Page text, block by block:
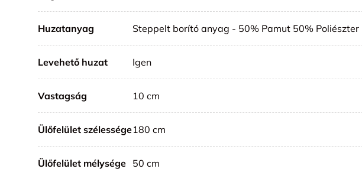
Huzatanyag Steppelt borító anyag - 50% Pamut 50% Poliészter
Levehető huzat Igen
Vastagság 10 cm
Ülőfelület szélessége180 cm
Ülőfelület mélysége 50 cm